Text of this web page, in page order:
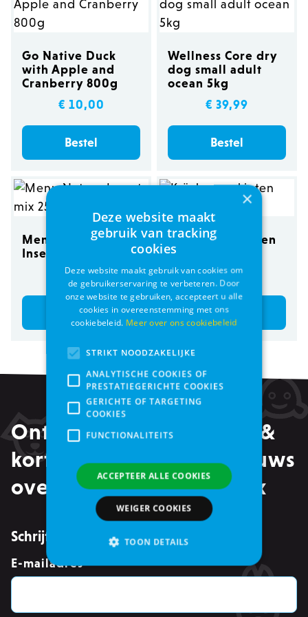
Go Native Duck
with Apple and
Cranberry 800g
€ 10,00
Bestel
Wellness Core dry
dog small adult
ocean 5kg
€ 39,99
Bestel
Menu Nature
Insect mix 250g
€ 8,85
Bestel
Kräcker parkieten
banaan/sesam
€ 2,89
Bestel
Ontvang alle promoties &
kortingen, maar ook nieuws
over events in je mailbox
Schrijf je in voor de nieuwsbrief
E-mailadres*
×
Deze website maakt
gebruik van tracking
cookies
Deze website maakt gebruik van cookies om
de gebruikerservaring te verbeteren. Door
onze website te gebruiken, accepteert u alle
cookies in overeenstemming met ons
cookiebeleid. Meer over ons cookiebeleid
STRIKT NOODZAKELIJKE
ANALYTISCHE COOKIES OF
PRESTATIEGERICHTE COOKIES
GERICHTE OF TARGETING
COOKIES
FUNCTIONALITEITS
ACCEPTEER ALLE COOKIES
WEIGER COOKIES
TOON DETAILS
Analytische cookies of prestatiegerichte cookies